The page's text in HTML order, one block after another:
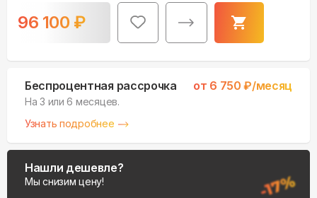
96 100 ₽
Беспроцентная рассрочка от 6 750 ₽/месяц
На 3 или 6 месяцев.
Узнать подробнее
Нашли дешевле?
Мы снизим цену!